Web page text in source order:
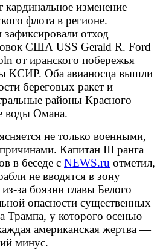
изменение
флота в регионе.
отход
США USS Gerald R. Ford
от иранского побережья
КСИР. Оба авианосца вышли
береговых ракет и
районы Красного
воды Омана.
не только военными,
Капитан III ранга
в беседе с NEWS.ru отметил,
не вводятся в зону
за боязни главы Белого
опасности существенных
Трампа, у которого осенью
американская жертва —
минус.